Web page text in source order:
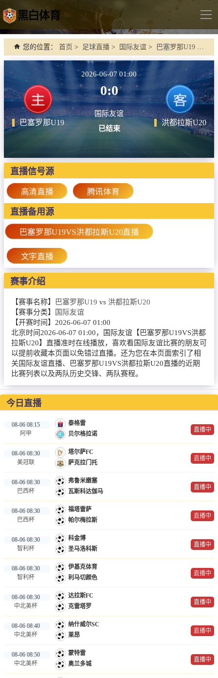
导
首页
德甲
法甲
西甲
世界杯
欧冠杯
中超
篮球直播
CBA
录像
足球录像
篮球录像
新闻
足球新闻
篮球新闻
您的位置： 首页 > 足球直播 > 国际友谊 > 巴塞罗那U19 VS 洪都拉斯U20
巴塞罗那U19
2026-06-07 01:00
0:0
国际友谊
已结束
洪都拉斯U20
直播信号源
高清直播 腾讯体育
直播备用源
巴塞罗那U19VS洪都拉斯U20直播
文字直播
赛事介绍
【赛事名称】 巴塞罗那U19 vs 洪都拉斯U20
【赛事分类】
国际友谊
【开赛时间】 2026-06-07 01:00
北京时间2026-06-07 01:00，国际友谊【巴塞罗那U19VS洪都
拉斯U20】直播准时在线播放，喜欢看国际友谊比赛的朋友可
以提前收藏本页面以免错过直播。还为您在本页面索引了相
关国际友谊直播、巴塞罗那U19VS洪都拉斯U20直播的近期
比赛列表以及两队历史交锋、两队赛程。
今日直播
08-06 08:15
阿甲
泰格雷
贝尔格拉诺
直播中
08-06 08:30
美冠联
塔尔萨FC
萨克拉门托
直播中
08-06 08:30
巴西杯
弗鲁米嫩塞
瓦斯科达伽马
直播中
08-06 08:30
巴西杯
福塔雷萨
帕尔梅拉斯
直播中
08-06 08:30
智利杯
科金博
圣马洛科斯
直播中
08-06 08:30
智利杯
伊基克体育
利马切颜色
直播中
08-06 08:30
中北美杯
达拉斯FC
克雷塔罗
直播中
08-06 08:40
中北美杯
纳什威尔SC
莱昂
直播中
08-06 08:50
中北美杯
蒙特雷
奥兰多城
直播中